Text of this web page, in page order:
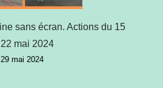
sans écran. Actions du 15
mai 2024
29 mai 2024